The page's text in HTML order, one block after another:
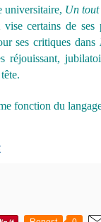
universitaire, Un tout
certains de ses
ses critiques dans
réjouissant,
fonction du